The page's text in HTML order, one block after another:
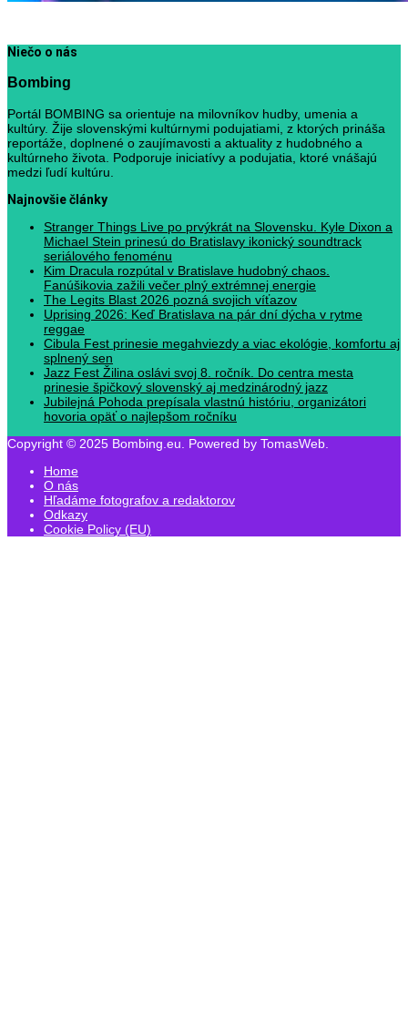
Niečo o nás
Bombing
Portál BOMBING sa orientuje na milovníkov hudby, umenia a
kultúry. Žije slovenskými kultúrnymi podujatiami, z ktorých prináša
reportáže, doplnené o zaujímavosti a aktuality z hudobného a
kultúrneho života. Podporuje iniciatívy a podujatia, ktoré vnášajú
medzi ľudí kultúru.
Najnovšie články
Stranger Things Live po prvýkrát na Slovensku. Kyle Dixon a
Michael Stein prinesú do Bratislavy ikonický soundtrack
seriálového fenoménu
Kim Dracula rozpútal v Bratislave hudobný chaos.
Fanúšikovia zažili večer plný extrémnej energie
The Legits Blast 2026 pozná svojich víťazov
Uprising 2026: Keď Bratislava na pár dní dýcha v rytme
reggae
Cibula Fest prinesie megahviezdy a viac ekológie, komfortu aj
splnený sen
Jazz Fest Žilina oslávi svoj 8. ročník. Do centra mesta
prinesie špičkový slovenský aj medzinárodný jazz
Jubilejná Pohoda prepísala vlastnú históriu, organizátori
hovoria opäť o najlepšom ročníku
Copyright © 2025 Bombing.eu. Powered by TomasWeb.
Home
O nás
Hľadáme fotografov a redaktorov
Odkazy
Cookie Policy (EU)